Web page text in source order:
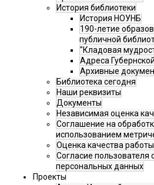
История библиотеки
История НОУНБ
190-летие
публичной
"Кладовая
Адреса
Архивные
Библиотека сегодня
Наши реквизиты
Документы
Независимая оценка
Соглашение на
использованием
Оценка качества
Согласие пользователя
персональных данных
Проекты